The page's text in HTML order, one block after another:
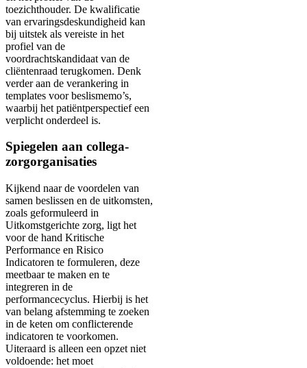
toezichthouder. De kwalificatie
van ervaringsdeskundigheid kan
bij uitstek als vereiste in het
profiel van de
voordrachtskandidaat van de
cliëntenraad terugkomen. Denk
verder aan de verankering in
templates voor beslismemo’s,
waarbij het patiëntperspectief een
verplicht onderdeel is.
Spiegelen aan collega-
zorgorganisaties
Kijkend naar de voordelen van
samen beslissen en de uitkomsten,
zoals geformuleerd in
Uitkomstgerichte zorg, ligt het
voor de hand Kritische
Performance en Risico
Indicatoren te formuleren, deze
meetbaar te maken en te
integreren in de
performancecyclus. Hierbij is het
van belang afstemming te zoeken
in de keten om conflicterende
indicatoren te voorkomen.
Uiteraard is alleen een opzet niet
voldoende: het moet